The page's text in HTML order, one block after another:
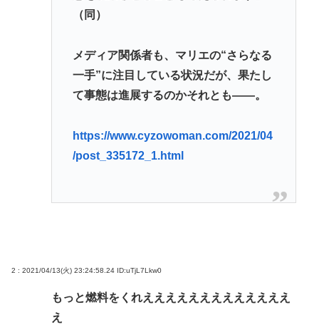
（同）
メディア関係者も、マリエの“さらなる
一手”に注目している状況だが、果たし
て事態は進展するのかそれとも――。
https://www.cyzowoman.com/2021/04
/post_335172_1.html
2 : 2021/04/13(火) 23:24:58.24 ID:uTjL7Lkw0
もっと燃料をくれえええええええええええええ
え